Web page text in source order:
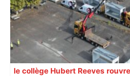
le collège Hubert Reeves rouvre